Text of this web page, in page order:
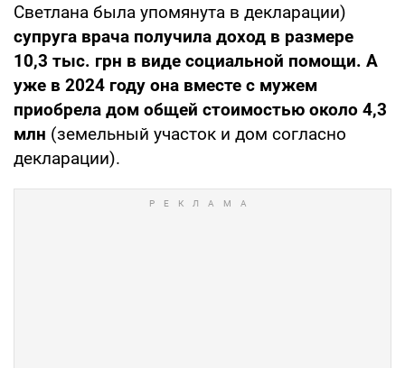
Светлана была упомянута в декларации)
супруга врача получила доход в размере
10,3 тыс. грн в виде социальной помощи. А
уже в 2024 году она вместе с мужем
приобрела дом общей стоимостью около 4,3
млн (земельный участок и дом согласно
декларации).